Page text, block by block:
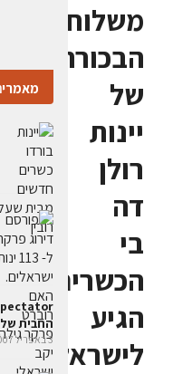
משלוח
הבכורה
של
יינות
רולן
דה
בי
הכשרים
הגיע
לישראל
החבית של
3 באפריל 2007